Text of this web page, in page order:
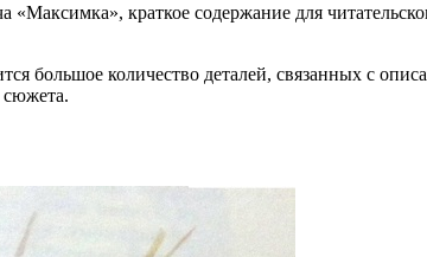
краткое содержание для
большое количество деталей, связанных с
сюжета.